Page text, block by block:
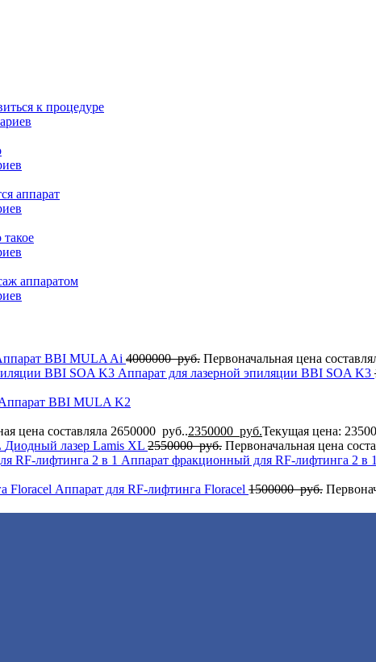
к процедуре
аппарат
аппаратом
BBI MULA Ai 4000000руб. Первоначальная цена
Аппарат для лазерной эпиляции BBI SOA K3
BBI MULA K2
цена составляла 2650000 руб..2350000 руб.Текущая цена:
Диодный лазер Lamis XL 2550000руб. Первоначальная цена
Аппарат фракционный для RF-лифтинга 2 в 1
Аппарат для RF-лифтинга Flоrасеl 1500000руб.